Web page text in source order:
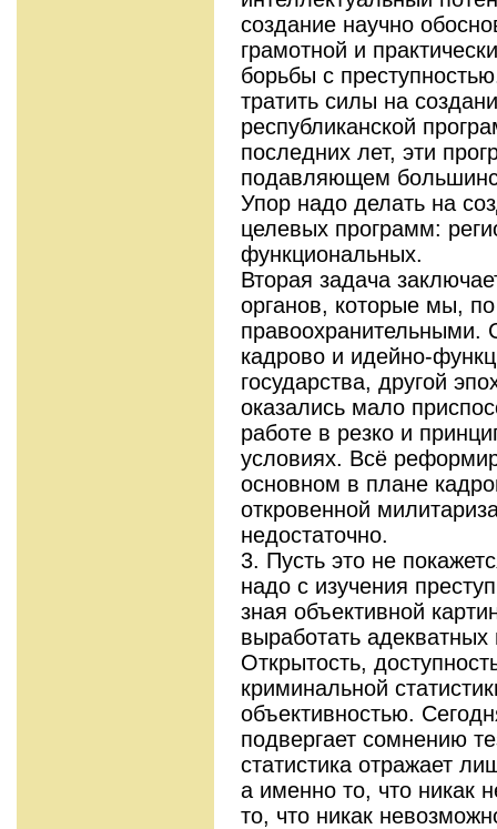
создание научно
грамотной и
борьбы с
тратить силы на
республиканской
последних лет, эти
подавляющем
Упор надо делать на
целевых программ:
функциональных.
Вторая задача
органов, которые мы,
правоохранительными.
кадрово и идейно-
государства, другой
оказались мало
работе в резко и
условиях. Всё
основном в плане
откровенной
недостаточно.
3. Пусть это не
надо с изучения
зная объективной
выработать
Открытость,
криминальной
объективностью.
подвергает сомнению
статистика отражает
а именно то, что никак
то, что никак